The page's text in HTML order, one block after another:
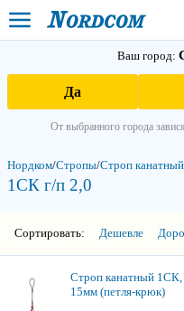
Ваш город:
Да
От выбранного города
Нордком/Стропы/Строп
1СК г/п 2,0
Сортировать: Дешевле
Строп канатный 1СК,
15мм (петля-крюк)